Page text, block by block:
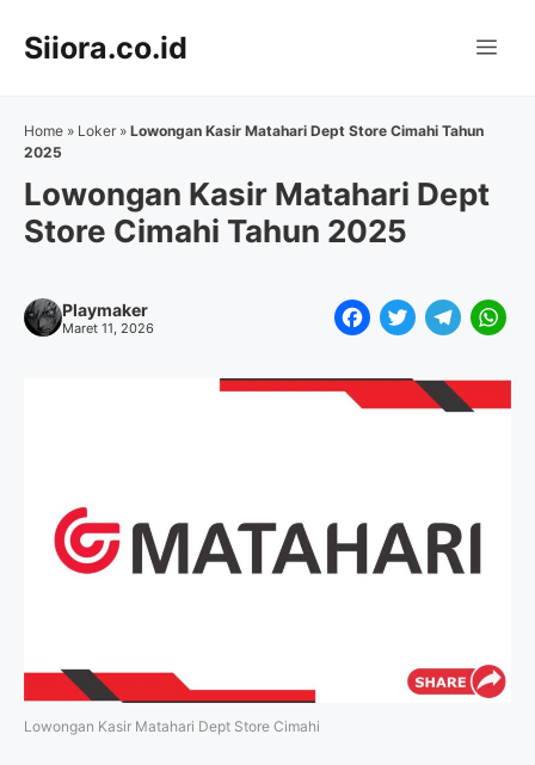
Siiora.co.id
Home » Loker » Lowongan Kasir Matahari Dept Store Cimahi Tahun
2025
Lowongan Kasir Matahari Dept
Store Cimahi Tahun 2025
Playmaker
Maret 11, 2026
F
c
o
T
r
T
l
a
m
W
p
Lowongan Kasir Matahari Dept Store Cimahi